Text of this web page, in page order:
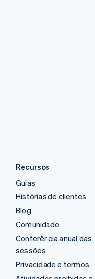
Recursos
Guias
Histórias de clientes
Blog
Comunidade
Conferência anual das
sessões
Privacidade e termos